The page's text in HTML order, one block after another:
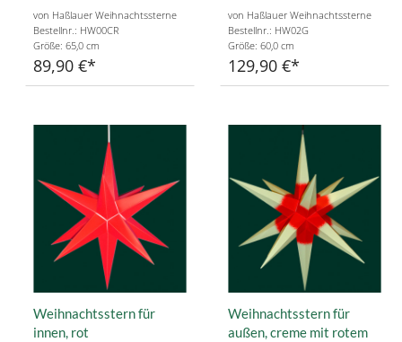
von Haßlauer Weihnachtssterne
Bestellnr.: HW00CR
Größe: 65,0 cm
89,90 €
von Haßlauer Weihnachtssterne
Bestellnr.: HW02G
Größe: 60,0 cm
129,90 €
Weihnachtsstern für
innen, rot
Weihnachtsstern für
außen, creme mit rotem